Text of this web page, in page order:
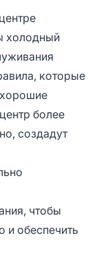
холодный
которые
более
создадут
чтобы
и обеспечить